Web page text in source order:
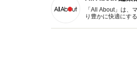
「All About」は、
り豊かに快適にす